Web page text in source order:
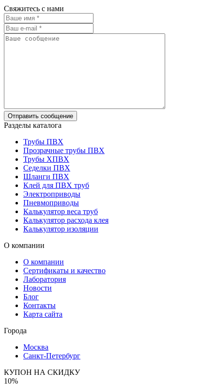
Свяжитесь с нами
Разделы каталога
Трубы ПВХ
Прозрачные трубы ПВХ
Трубы ХПВХ
Седелки ПВХ
Шланги ПВХ
Клей для ПВХ труб
Электроприводы
Пневмоприводы
Калькулятор веса труб
Калькулятор расхода клея
Калькулятор изоляции
О компании
О компании
Сертификаты и качество
Лаборатория
Новости
Блог
Контакты
Карта сайта
Города
Москва
Санкт-Петербург
КУПОН НА СКИДКУ
10%